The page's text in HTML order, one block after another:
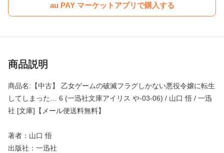
au PAY マーケットアプリで購入する
商品説明
商品名:【中古】 乙女ゲームの破滅フラグしかない悪役令嬢に転生
してしまった… 6 (一迅社文庫アイリス や-03-06) / 山口 悟 / 一迅
社 [文庫]【メール便送料無料】
著者：山口 悟
出版社：一迅社